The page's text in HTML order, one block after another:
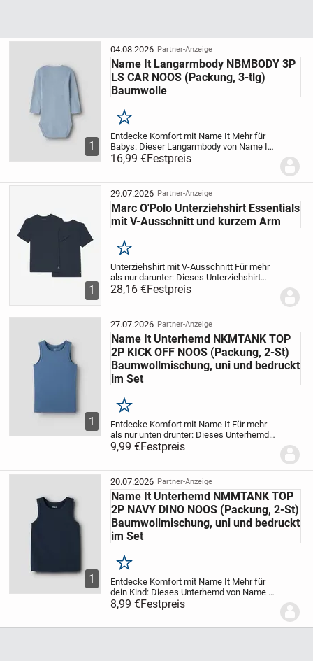
1
04.08.2026 Partner-Anzeige
Name It Langarmbody NBMBODY 3P
LS CAR NOOS (Packung, 3-tlg)
Baumwolle
Merken
Entdecke Komfort mit Name It Mehr für
Babys: Dieser Langarmbody von Name It
ist genauso bequem wie schick. Einen
besonderen Akzent setzt der Print. Man
Druckknöpfen im...
16,99 €Festpreis
1
29.07.2026 Partner-Anzeige
Marc O'Polo Unterziehshirt Essentials
mit V-Ausschnitt und kurzem Arm
Merken
Unterziehshirt mit V-Ausschnitt Für mehr
als nur darunter: Dieses Unterziehshirt
von Marc O',Polo ist gleichermaßen
sportiv wie modisch. Dieser Artikel ist
Unterwäsche...
28,16 €Festpreis
1
27.07.2026 Partner-Anzeige
Name It Unterhemd NKMTANK TOP
2P KICK OFF NOOS (Packung, 2-St)
Baumwollmischung, uni und bedruckt
im Set
Merken
Entdecke Komfort mit Name It Für mehr
als nur unten drunter: Dieses Unterhemd
von Name It ist genauso bequem wie
schick. Das Hemd hat einen Rundhals-
die...
9,99 €Festpreis
1
20.07.2026 Partner-Anzeige
Name It Unterhemd NMMTANK TOP
2P NAVY DINO NOOS (Packung, 2-St)
Baumwollmischung, uni und bedruckt
im Set
Merken
Entdecke Komfort mit Name It Mehr für
dein Kind: Dieses Unterhemd von Name It
ist im gleichen Maße komfortabel wie
stylisch. Das Hemd besitzt einen
8,99 €Festpreis